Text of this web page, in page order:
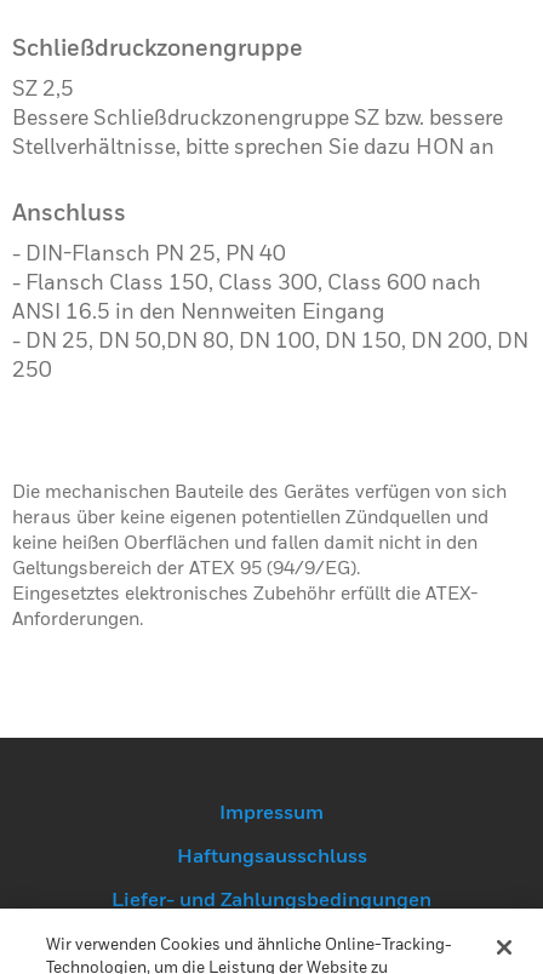
Schließdruck­zonengruppe
SZ 2,5
Bessere Schließdruckzonengruppe SZ bzw. bessere
Stellverhältnisse, bitte sprechen Sie dazu HON an
Anschluss
- DIN-Flansch PN 25, PN 40
- Flansch Class 150, Class 300, Class 600 nach
ANSI 16.5 in den Nennweiten Eingang
- DN 25, DN 50,DN 80, DN 100, DN 150, DN 200, DN
250
Die mechanischen Bauteile des Gerätes verfügen von sich
heraus über keine eigenen potentiellen Zündquellen und
keine heißen Oberflächen und fallen damit nicht in den
Geltungsbereich der ATEX 95 (94/9/EG).
Eingesetztes elektronisches Zubehöhr erfüllt die ATEX-
Anforderungen.
Impressum
Haftungsausschluss
Liefer- und Zahlungsbedingungen
Datenschutz
Wir verwenden Cookies und ähnliche Online-Tracking-
Technologien, um die Leistung der Website zu